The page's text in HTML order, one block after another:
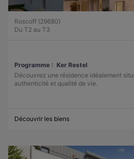
Roscoff (29680)
Du T2 au T3
Programme : Ker Restel
Découvrez une résidence idéalement
authenticité et qualité de vie.
Découvrir les biens